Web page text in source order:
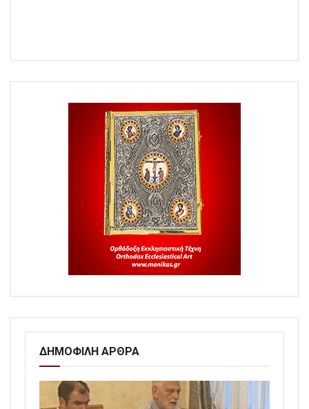
ΔΗΜΟΦΙΛΗ ΑΡΘΡΑ